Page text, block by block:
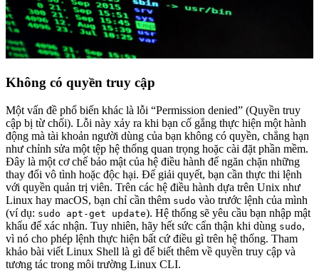
Không có quyền truy cập
Một vấn đề phổ biến khác là lỗi “Permission denied” (Quyền truy
cập bị từ chối). Lỗi này xảy ra khi bạn cố gắng thực hiện một hành
động mà tài khoản người dùng của bạn không có quyền, chẳng hạn
như chỉnh sửa một tệp hệ thống quan trọng hoặc cài đặt phần mềm.
Đây là một cơ chế bảo mật của hệ điều hành để ngăn chặn những
thay đổi vô tình hoặc độc hại. Để giải quyết, bạn cần thực thi lệnh
với quyền quản trị viên. Trên các hệ điều hành dựa trên Unix như
Linux hay macOS, bạn chỉ cần thêm sudo vào trước lệnh của mình
(ví dụ: sudo apt-get update). Hệ thống sẽ yêu cầu bạn nhập mật
khẩu để xác nhận. Tuy nhiên, hãy hết sức cẩn thận khi dùng sudo,
vì nó cho phép lệnh thực hiện bất cứ điều gì trên hệ thống. Tham
khảo bài viết Linux Shell là gì để biết thêm về quyền truy cập và
tương tác trong môi trường Linux CLI.